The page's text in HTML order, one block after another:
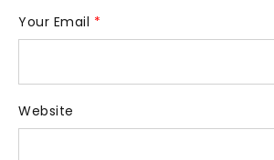
Your Email *
Website